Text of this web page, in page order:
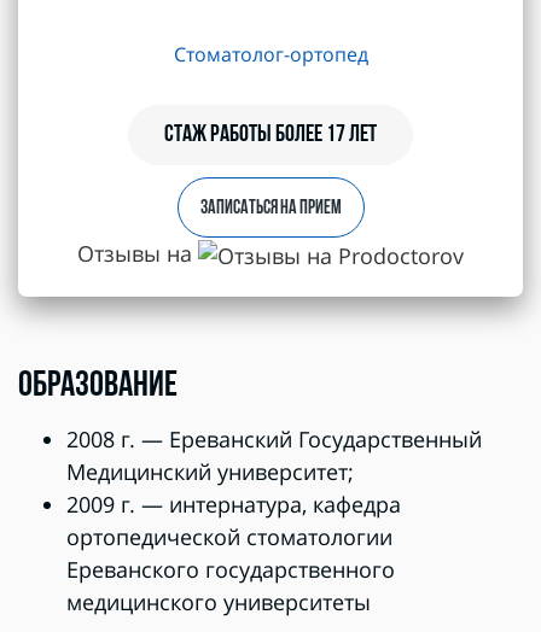
Стоматолог-ортопед
Стаж работы более 17 лет
ЗАПИСАТЬСЯ НА ПРИЕМ
Отзывы на
ОБРАЗОВАНИЕ
2008 г. — Ереванский Государственный
Медицинский университет;
2009 г. — интернатура, кафедра
ортопедической стоматологии
Ереванского государственного
медицинского университеты